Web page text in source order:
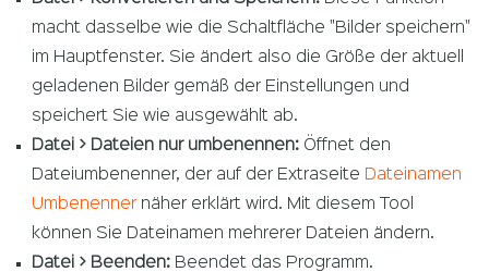
macht dasselbe wie die Schaltfläche "Bilder speichern"
im Hauptfenster. Sie ändert also die Größe der aktuell
geladenen Bilder gemäß der Einstellungen und
speichert Sie wie ausgewählt ab.
Datei > Dateien nur umbenennen: Öffnet den
Dateiumbenenner, der auf der Extraseite
Dateinamen
Umbenenner näher erklärt wird. Mit diesem Tool
können Sie Dateinamen mehrerer Dateien ändern.
Datei > Beenden: Beendet das Programm.